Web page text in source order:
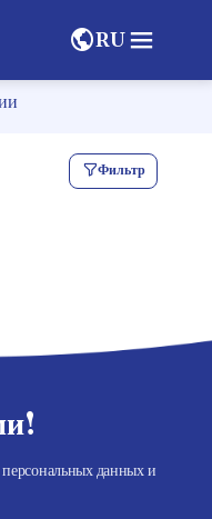
RU
Фильтр
персональных данных и